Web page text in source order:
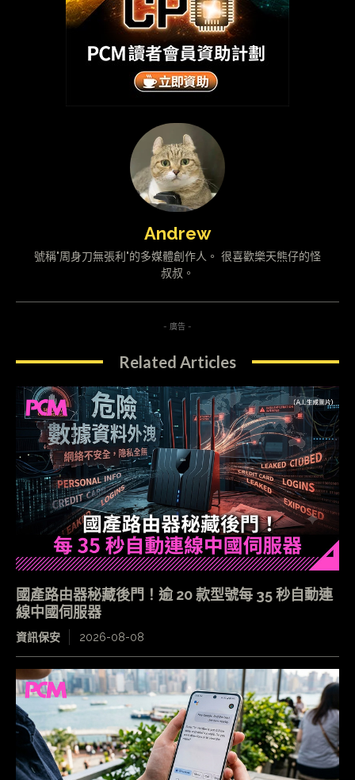
Andrew
號稱"周身刀無張利"的多媒體創作人。 很喜歡樂天熊仔的怪
叔叔。
- 廣告 -
Related Articles
國產路由器秘藏後門！逾 20 款型號每 35 秒自動連
線中國伺服器
資訊保安 2026-08-08